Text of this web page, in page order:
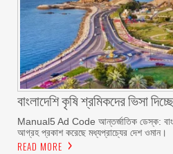
বাংলাদেশি কৃষি শ্রমিকদের ভিসা
Manual5 Ad Code আন্তর্জাতিক ডেস্ক:
আগ্রহ প্রকাশ করেছে মধ্যপ্রাচ্যের দেশ ওমান।
READ MORE